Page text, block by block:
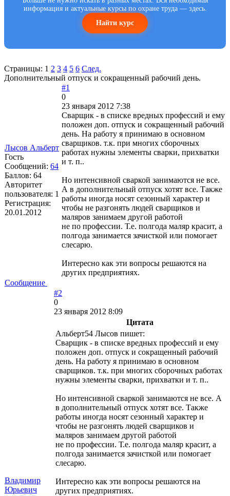
информация и актуальные курсы по охране труда — здесь.
Найти курс
Страницы: 1 2 3 4 5 6 След.
Дополнительный отпуск и сокращенный рабочий день.
Лысов Альберт
Гость
Сообщений: 64
Баллов: 64
Авторитет
пользователя: 1
Регистрация:
20.01.2012
#1
0
23 января 2012 7:38
Сварщик - в списке вредных профессий и ему
положен доп. отпуск и сокращенный рабочий
день. На работу я принимаю в основном
сварщиков. т.к. при многих сборочных
работах нужны элементы сварки, прихватки
и т. п..
Но интенсивной сваркой занимаются не все.
А в дополнительный отпуск хотят все. Также
работы иногда носят сезонный характер и
чтобы не разгонять людей сварщиков и
маляров занимаем другой работой
не по профессии. Т.е. полгода маляр красит, а
полгода занимается зачисткой или помогает
слесарю.
Интересно как эти вопросы решаются на
других предприятиях.
Сообщение
Владимир
Юрьевич
#2
0
23 января 2012 8:09
Цитата
Альберт54 Лысов пишет:
Сварщик - в списке вредных профессий и ему
положен доп. отпуск и сокращенный рабочий
день. На работу я принимаю в основном
сварщиков. т.к. при многих сборочных работах
нужны элементы сварки, прихватки и т. п..
Но интенсивной сваркой занимаются не все. А
в дополнительный отпуск хотят все. Также
работы иногда носят сезонный характер и
чтобы не разгонять людей сварщиков и
маляров занимаем другой работой
не по профессии. Т.е. полгода маляр красит, а
полгода занимается зачисткой или помогает
слесарю.
Интересно как эти вопросы решаются на
других предприятиях.